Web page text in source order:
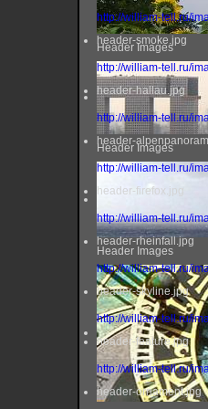
Header Images
Header Images
Header Images
http://william-tell.ru/
header-smoke.jpg
http://william-tell.ru/
header-hallau.jpg
http://william-tell.ru/
header-
http://william-tell.ru/
header-firefox.jpg
http://william-tell.ru/
header-rheinfall.jpg
http://william-tell.ru/
header-skyline.jpg
http://william-tell.ru/
header-feature.jpg
http://william-tell.ru/
header-ornament.jpg